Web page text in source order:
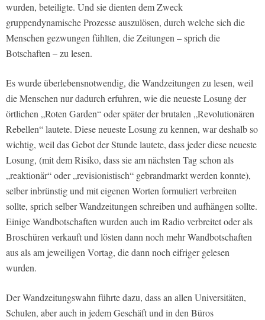
wurden, beteiligte. Und sie dienten dem Zweck
gruppendynamische Prozesse auszulösen, durch welche sich die
Menschen gezwungen fühlten, die Zeitungen – sprich die
Botschaften – zu lesen.
Es wurde überlebensnotwendig, die Wandzeitungen zu lesen, weil
die Menschen nur dadurch erfuhren, wie die neueste Losung der
örtlichen „Roten Garden“ oder später der brutalen „Revolutionären
Rebellen“ lautete. Diese neueste Losung zu kennen, war deshalb so
wichtig, weil das Gebot der Stunde lautete, dass jeder diese neueste
Losung, (mit dem Risiko, dass sie am nächsten Tag schon als
„reaktionär“ oder „revisionistisch“ gebrandmarkt werden konnte),
selber inbrünstig und mit eigenen Worten formuliert verbreiten
sollte, sprich selber Wandzeitungen schreiben und aufhängen sollte.
Einige Wandbotschaften wurden auch im Radio verbreitet oder als
Broschüren verkauft und lösten dann noch mehr Wandbotschaften
aus als am jeweiligen Vortag, die dann noch eifriger gelesen
wurden.
Der Wandzeitungswahn führte dazu, dass an allen Universitäten,
Schulen, aber auch in jedem Geschäft und in den Büros